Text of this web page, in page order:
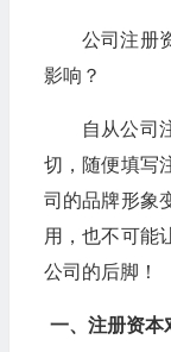
公司注册
影响？
自从公司
切，随便填写
司的品牌形象
用，也不可能
公司的后脚！
一、注册资本